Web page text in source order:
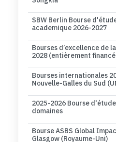
SBW Berlin Bourse
academique 2026-2027
Bourses d’excellence de
2028 (entièrement
Bourses internationales
Nouvelle-Galles du Sud
2025-2026 Bourse
domaines
Bourse ASBS Global
Glasgow (Royaume-Uni)